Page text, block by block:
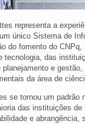
representa a
único Sistema de
do fomento do
tecnologia, das
e
da área de
se tornou um padrão
das instituições
e abrangência,